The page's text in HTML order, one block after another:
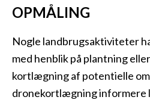
OPMÅLING
Nogle landbrugsaktiviteter
med henblik på plantning
kortlægning af potentielle
dronekortlægning informere